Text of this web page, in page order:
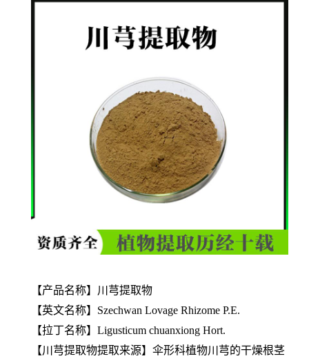
【产品名称】川芎提取物
【英文名称】Szechwan Lovage Rhizome P.E.
【拉丁名称】Ligusticum chuanxiong Hort.
【川芎提取物提取来源】伞形科植物川芎的干燥根茎